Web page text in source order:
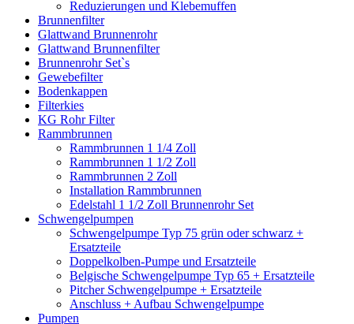
Reduzierungen und Klebemuffen
Brunnenfilter
Glattwand Brunnenrohr
Glattwand Brunnenfilter
Brunnenrohr Set`s
Gewebefilter
Bodenkappen
Filterkies
KG Rohr Filter
Rammbrunnen
Rammbrunnen 1 1/4 Zoll
Rammbrunnen 1 1/2 Zoll
Rammbrunnen 2 Zoll
Installation Rammbrunnen
Edelstahl 1 1/2 Zoll Brunnenrohr Set
Schwengelpumpen
Schwengelpumpe Typ 75 grün oder schwarz +
Ersatzteile
Doppelkolben-Pumpe und Ersatzteile
Belgische Schwengelpumpe Typ 65 + Ersatzteile
Pitcher Schwengelpumpe + Ersatzteile
Anschluss + Aufbau Schwengelpumpe
Pumpen